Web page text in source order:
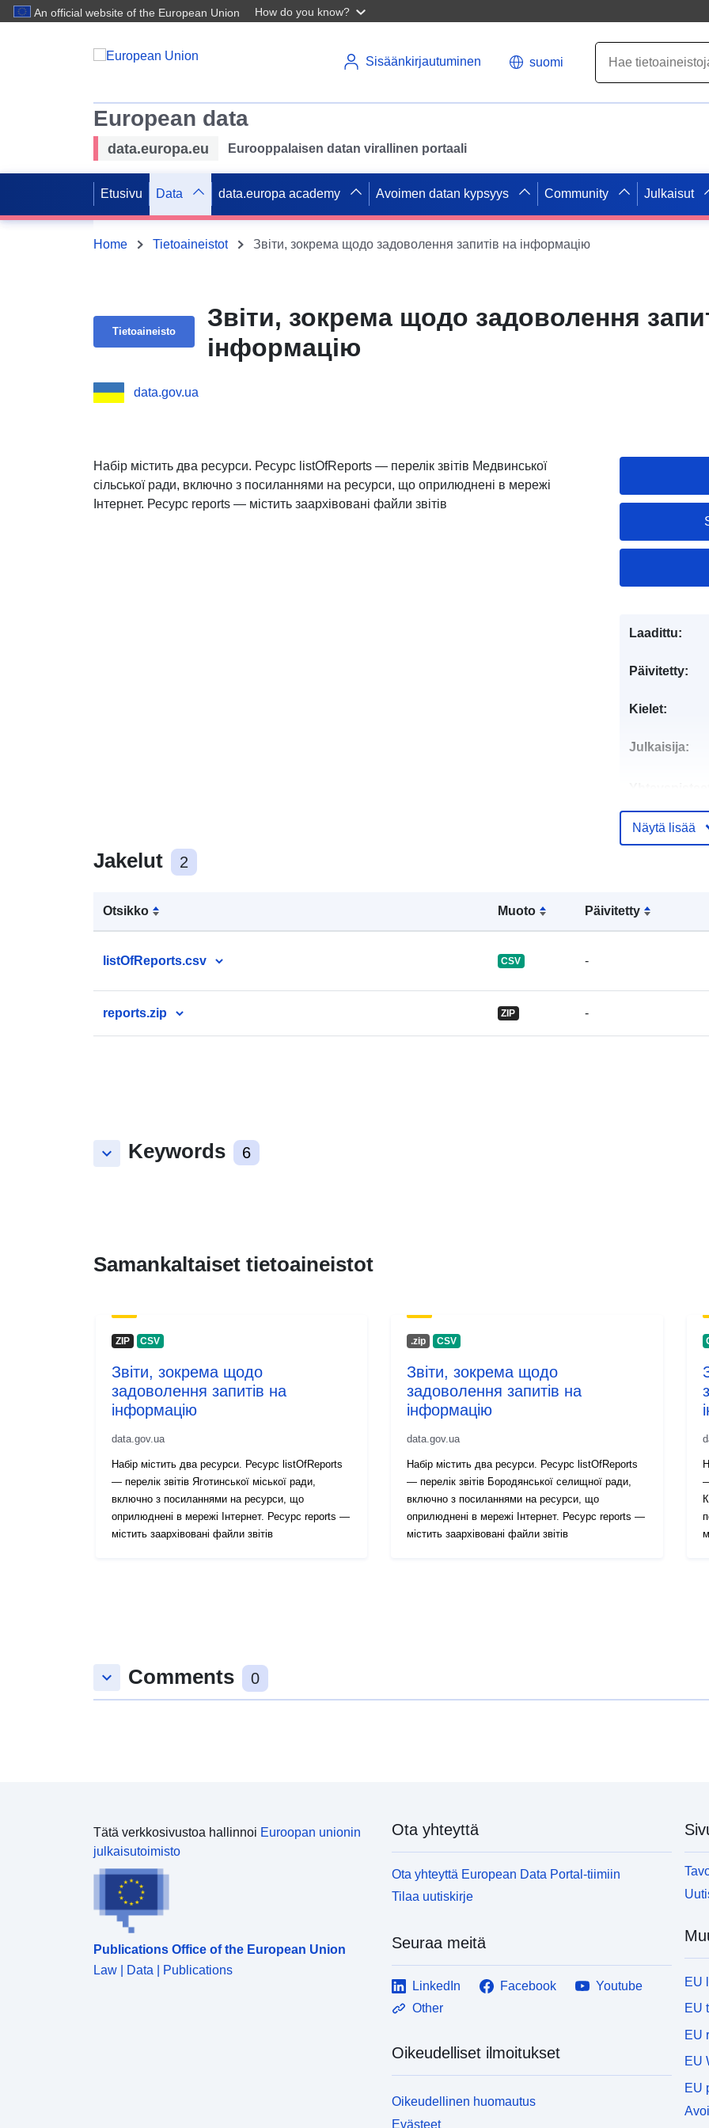
An official website of the European Union How do you know?
Sisäänkirjautuminen suomi
European data
data.europa.eu Eurooppalaisen datan virallinen portaali
Etusivu Data data.europa academy Avoimen datan kypsyys Community Julkaisut
Home Tietoaineistot Звіти, зокрема щодо задоволення запитів на інформацію
Tietoaineisto
Звіти, зокрема щодо задоволення
інформацію
data.gov.ua
Набір містить два ресурси. Ресурс listOfReports — перелік звітів Медвинської
сільської ради, включно з посиланнями на ресурси, що оприлюднені в мережі
Інтернет. Ресурс reports — містить заархівовані файли звітів
Jakelut 2
Otsikko Muoto Päivitetty
listOfReports.csv CSV -
reports.zip ZIP -
keyboard_arrow_down Keywords 6
Laadittu:
Päivitetty:
Kielet:
Julkaisija:
Näytä lisää
Samankaltaiset tietoaineistot
ZIP CSV
Звіти, зокрема щодо
задоволення запитів на
інформацію
data.gov.ua
Набір містить два ресурси. Ресурс listOfReports
— перелік звітів Яготинської міської ради,
включно з посиланнями на ресурси, що
оприлюднені в мережі Інтернет. Ресурс reports —
містить заархівовані файли звітів
.zip CSV
Звіти, зокрема щодо
задоволення запитів на
інформацію
data.gov.ua
Набір містить два ресурси. Ресурс listOfReports
— перелік звітів Бородянської селищної ради,
включно з посиланнями на ресурси, що
оприлюднені в мережі Інтернет. Ресурс reports —
містить заархівовані файли звітів
keyboard_arrow_down Comments 0
Tätä verkkosivustoa hallinnoi Euroopan unionin
julkaisutoimisto
Publications Office of the European Union
Law | Data | Publications
Ota yhteyttä
Ota yhteyttä European Data Portal-tiimiin
Tilaa uutiskirje
Seuraa meitä
LinkedIn Facebook
Youtube
Other
Oikeudelliset ilmoitukset
Oikeudellinen huomautus
Evästeet
EU
EU
EU
EU
EU